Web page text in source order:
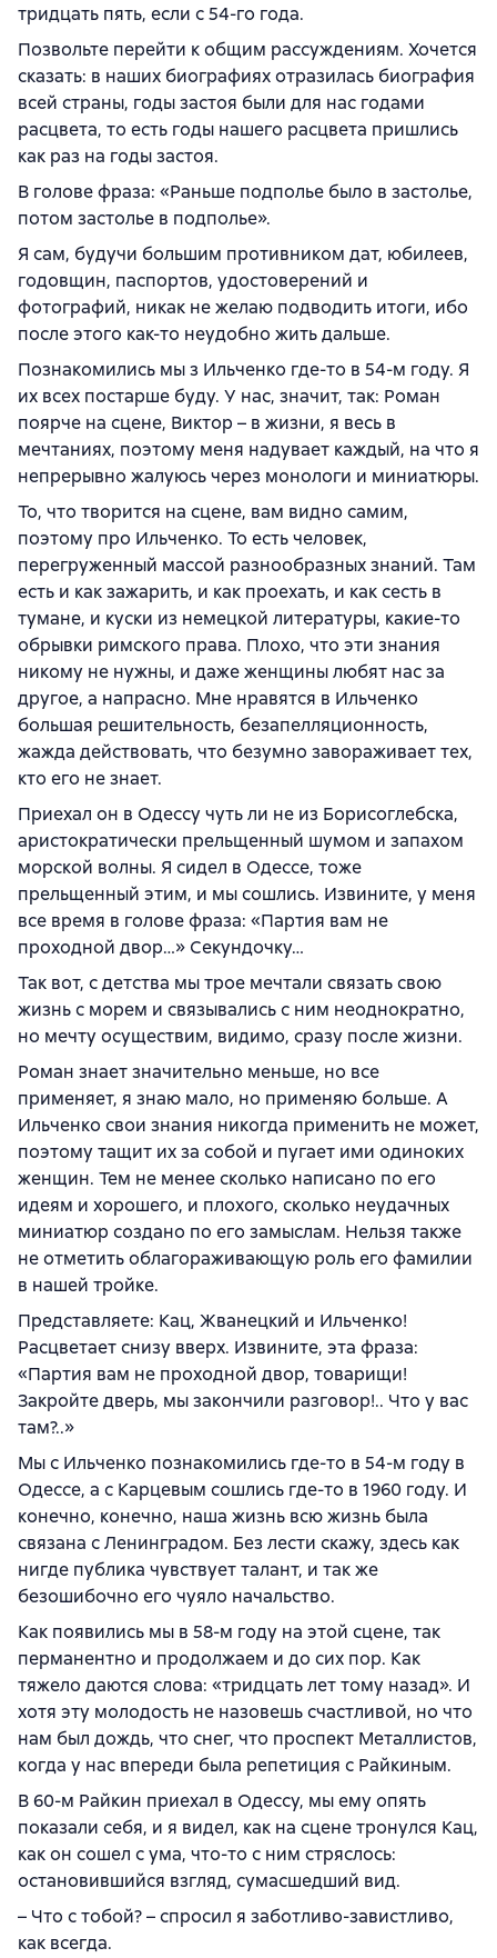
тридцать пять, если с 54-го года.
Позвольте перейти к общим рассуждениям. Хочется
сказать: в наших биографиях отразилась биография
всей страны, годы застоя были для нас годами
расцвета, то есть годы нашего расцвета пришлись
как раз на годы застоя.
В голове фраза: «Раньше подполье было в застолье,
потом застолье в подполье».
Я сам, будучи большим противником дат, юбилеев,
годовщин, паспортов, удостоверений и
фотографий, никак не желаю подводить итоги, ибо
после этого как-то неудобно жить дальше.
Познакомились мы з Ильченко где-то в 54-м году. Я
их всех постарше буду. У нас, значит, так: Роман
поярче на сцене, Виктор – в жизни, я весь в
мечтаниях, поэтому меня надувает каждый, на что я
непрерывно жалуюсь через монологи и миниатюры.
То, что творится на сцене, вам видно самим,
поэтому про Ильченко. То есть человек,
перегруженный массой разнообразных знаний. Там
есть и как зажарить, и как проехать, и как сесть в
тумане, и куски из немецкой литературы, какие-то
обрывки римского права. Плохо, что эти знания
никому не нужны, и даже женщины любят нас за
другое, а напрасно. Мне нравятся в Ильченко
большая решительность, безапелляционность,
жажда действовать, что безумно завораживает тех,
кто его не знает.
Приехал он в Одессу чуть ли не из Борисоглебска,
аристократически прельщенный шумом и запахом
морской волны. Я сидел в Одессе, тоже
прельщенный этим, и мы сошлись. Извините, у меня
все время в голове фраза: «Партия вам не
проходной двор…» Секундочку…
Так вот, с детства мы трое мечтали связать свою
жизнь с морем и связывались с ним неоднократно,
но мечту осуществим, видимо, сразу после жизни.
Роман знает значительно меньше, но все
применяет, я знаю мало, но применяю больше. А
Ильченко свои знания никогда применить не может,
поэтому тащит их за собой и пугает ими одиноких
женщин. Тем не менее сколько написано по его
идеям и хорошего, и плохого, сколько неудачных
миниатюр создано по его замыслам. Нельзя также
не отметить облагораживающую роль его фамилии
в нашей тройке.
Представляете: Кац, Жванецкий и Ильченко!
Расцветает снизу вверх. Извините, эта фраза:
«Партия вам не проходной двор, товарищи!
Закройте дверь, мы закончили разговор!.. Что у вас
там?..»
Мы с Ильченко познакомились где-то в 54-м году в
Одессе, а с Карцевым сошлись где-то в 1960 году. И
конечно, конечно, наша жизнь всю жизнь была
связана с Ленинградом. Без лести скажу, здесь как
нигде публика чувствует талант, и так же
безошибочно его чуяло начальство.
Как появились мы в 58-м году на этой сцене, так
перманентно и продолжаем и до сих пор. Как
тяжело даются слова: «тридцать лет тому назад». И
хотя эту молодость не назовешь счастливой, но что
нам был дождь, что снег, что проспект Металлистов,
когда у нас впереди была репетиция с Райкиным.
В 60-м Райкин приехал в Одессу, мы ему опять
показали себя, и я видел, как на сцене тронулся Кац,
как он сошел с ума, что-то с ним стряслось:
остановившийся взгляд, сумасшедший вид.
– Что с тобой? – спросил я заботливо-завистливо,
как всегда.